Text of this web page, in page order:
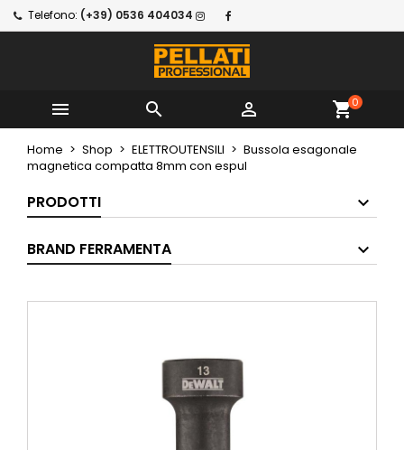
Telefono: (+39) 0536 404034
   shopping_cart0
Home Shop ELETTROUTENSILI
Bussola esagonale
magnetica compatta 8mm con espul
PRODOTTI
BRAND FERRAMENTA